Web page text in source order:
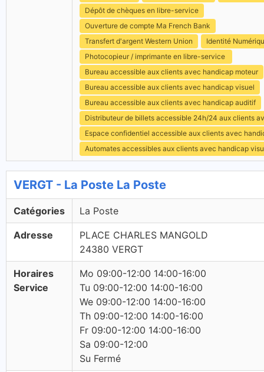
Dépôt de chèques en libre-service
Ouverture de compte Ma French Bank
Transfert d'argent Western Union
Identité
Photocopieur / imprimante en libre-service
Bureau accessible aux clients avec handicap moteur
Bureau accessible aux clients avec handicap visuel
Bureau accessible aux clients avec handicap auditif
Distributeur de billets accessible 24h/24 aux clients
Espace confidentiel accessible aux clients avec
Automates accessibles aux clients avec handicap
VERGT - La Poste La Poste
Catégories La Poste
Adresse
PLACE CHARLES MANGOLD
24380 VERGT
Horaires
Service
Mo 09:00-12:00 14:00-16:00
Tu 09:00-12:00 14:00-16:00
We 09:00-12:00 14:00-16:00
Th 09:00-12:00 14:00-16:00
Fr 09:00-12:00 14:00-16:00
Sa 09:00-12:00
Su Fermé